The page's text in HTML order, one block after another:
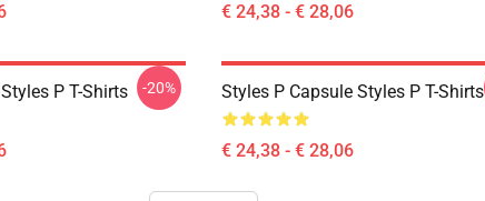
€ 24,38 - € 28,06
P T-Shirts -20% Styles P Capsule Styles P T-Shirts
€ 24,38 - € 28,06